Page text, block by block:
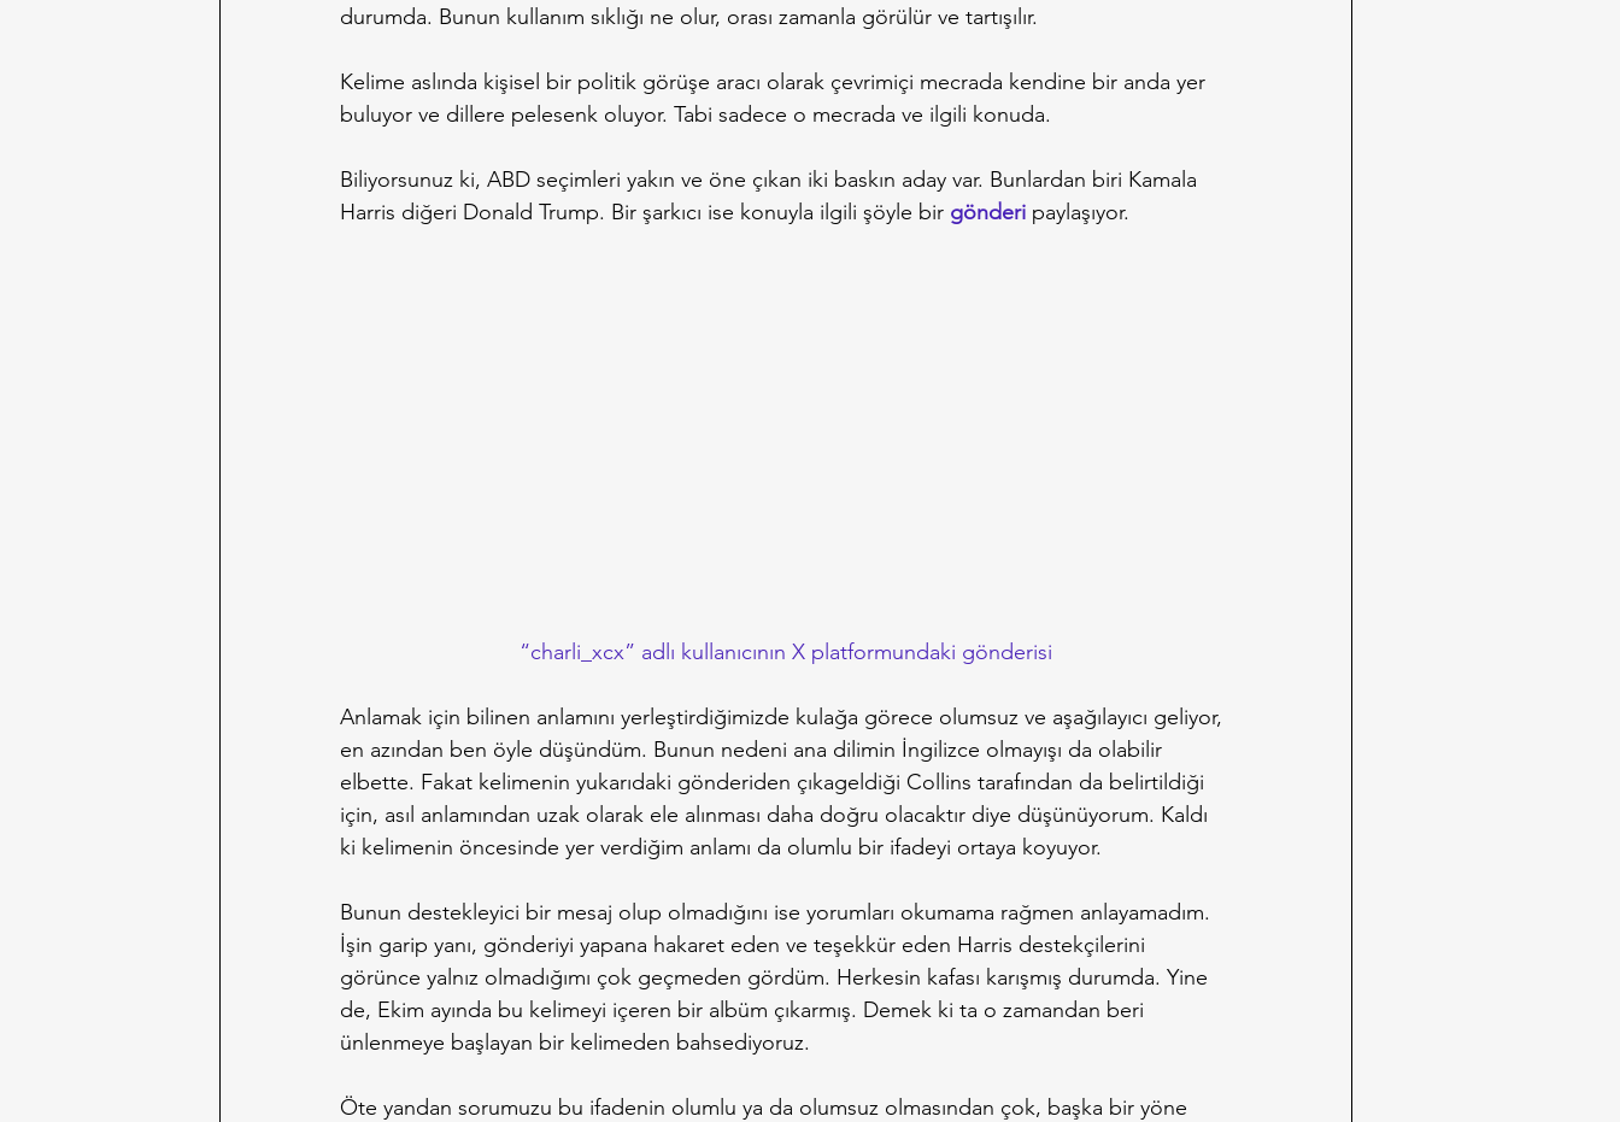
durumda. Bunun kullanım sıklığı ne olur, orası zamanla görülür ve tartışılır.
Kelime aslında kişisel bir politik görüşe aracı olarak çevrimiçi mecrada kendine bir anda yer
buluyor ve dillere pelesenk oluyor. Tabi sadece o mecrada ve ilgili konuda.
Biliyorsunuz ki, ABD seçimleri yakın ve öne çıkan iki baskın aday var. Bunlardan biri Kamala
Harris diğeri Donald Trump. Bir şarkıcı ise konuyla ilgili şöyle bir gönderi paylaşıyor.
“charli_xcx” adlı kullanıcının X platformundaki gönderisi
Anlamak için bilinen anlamını yerleştirdiğimizde kulağa görece olumsuz ve aşağılayıcı geliyor,
en azından ben öyle düşündüm. Bunun nedeni ana dilimin İngilizce olmayışı da olabilir
elbette. Fakat kelimenin yukarıdaki gönderiden çıkageldiği Collins tarafından da belirtildiği
için, asıl anlamından uzak olarak ele alınması daha doğru olacaktır diye düşünüyorum. Kaldı
ki kelimenin öncesinde yer verdiğim anlamı da olumlu bir ifadeyi ortaya koyuyor.
Bunun destekleyici bir mesaj olup olmadığını ise yorumları okumama rağmen anlayamadım.
İşin garip yanı, gönderiyi yapana hakaret eden ve teşekkür eden Harris destekçilerini
görünce yalnız olmadığımı çok geçmeden gördüm. Herkesin kafası karışmış durumda. Yine
de, Ekim ayında bu kelimeyi içeren bir albüm çıkarmış. Demek ki ta o zamandan beri
ünlenmeye başlayan bir kelimeden bahsediyoruz.
Öte yandan sorumuzu bu ifadenin olumlu ya da olumsuz olmasından çok, başka bir yöne